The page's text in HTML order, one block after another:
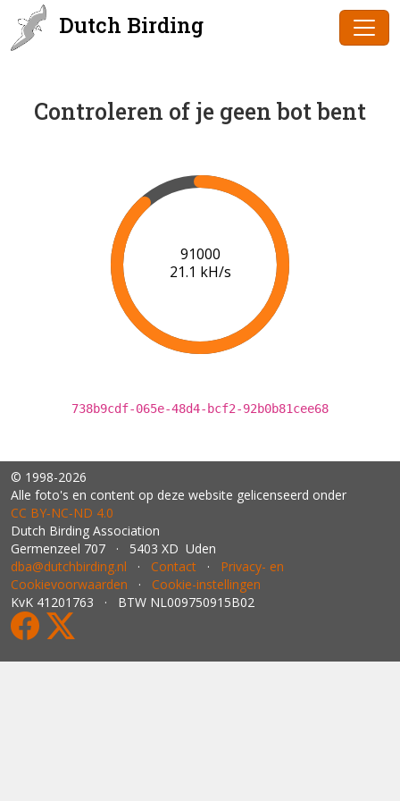
Dutch Birding
Controleren of je geen bot bent
91000
21.1 kH/s
738b9cdf-065e-48d4-bcf2-92b0b81cee68
© 1998-2026
Alle foto's en content op deze website gelicenseerd onder
CC BY‑NC‑ND 4.0
Dutch Birding Association
Germenzeel 707 · 5403 XD Uden
dba@dutchbirding.nl · Contact · Privacy- en
Cookievoorwaarden · Cookie-instellingen
KvK 41201763 · BTW NL009750915B02